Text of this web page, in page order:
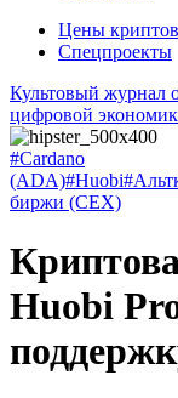
Цены
Спецпроекты
Культовый журнал
цифровой
#Cardano
(ADA)#Huobi
биржи (CEX)
Huobi